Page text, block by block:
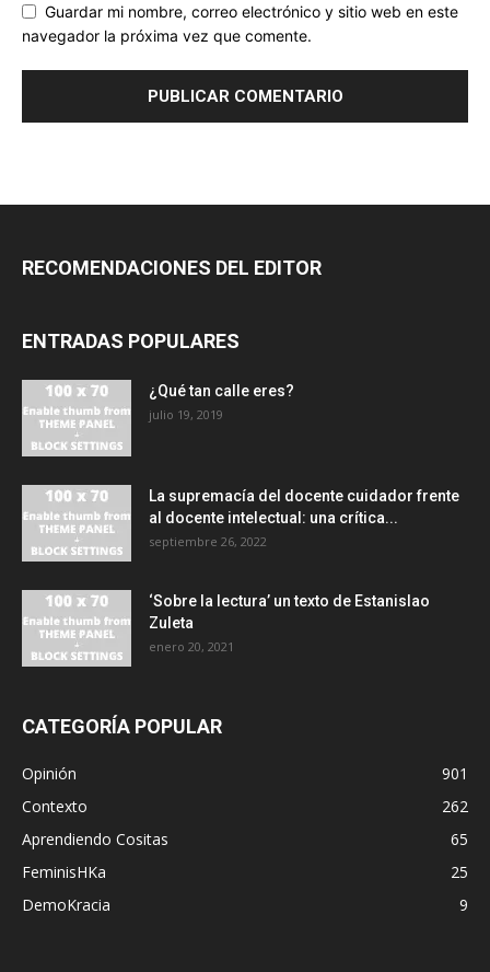
Guardar mi nombre, correo electrónico y sitio web en este
navegador la próxima vez que comente.
RECOMENDACIONES DEL EDITOR
ENTRADAS POPULARES
¿Qué tan calle eres?
julio 19, 2019
La supremacía del docente cuidador frente
al docente intelectual: una crítica...
septiembre 26, 2022
‘Sobre la lectura’ un texto de Estanislao
Zuleta
enero 20, 2021
CATEGORÍA POPULAR
Opinión
901
Contexto
262
Aprendiendo Cositas
65
FeminisHKa
25
DemoKracia
9